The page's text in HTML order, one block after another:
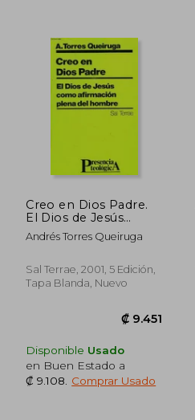
₡ 15.048
Creo en Dios Padre.
El Dios de Jesús
como afirmación
plena del hombre
Andrés Torres Queiruga
Sal Terrae, 2001, 5 Edición,
Tapa Blanda, Nuevo
Disponible Usado
en Buen Estado a
₡ 9.108
Comprar Usado